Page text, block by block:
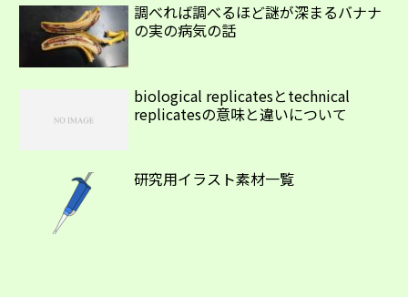
調べれば調べるほど謎が深まるバナナ
の実の病気の話
biological replicatesとtechnical
replicatesの意味と違いについて
研究用イラスト素材一覧